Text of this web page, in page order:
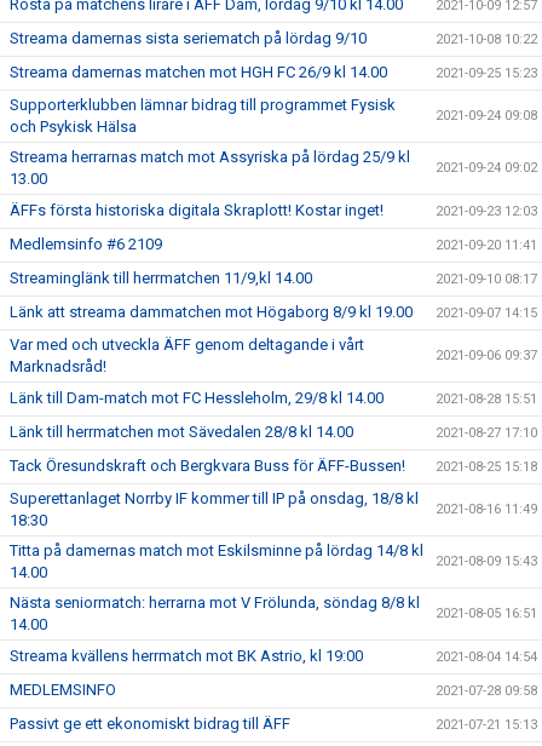
Rösta på matchens lirare i ÄFF Dam, lördag 9/10 kl 14.00 2021-10-09 12:57
Streama damernas sista seriematch på lördag 9/10 2021-10-08 10:22
Streama damernas matchen mot HGH FC 26/9 kl 14.00 2021-09-25 15:23
Supporterklubben lämnar bidrag till programmet Fysisk
och Psykisk Hälsa
2021-09-24 09:08
Streama herrarnas match mot Assyriska på lördag 25/9 kl
13.00
2021-09-24 09:02
ÄFFs första historiska digitala Skraplott! Kostar inget! 2021-09-23 12:03
Medlemsinfo #6 2109 2021-09-20 11:41
Streaminglänk till herrmatchen 11/9,kl 14.00 2021-09-10 08:17
Länk att streama dammatchen mot Högaborg 8/9 kl 19.00 2021-09-07 14:15
Var med och utveckla ÄFF genom deltagande i vårt
Marknadsråd!
2021-09-06 09:37
Länk till Dam-match mot FC Hessleholm, 29/8 kl 14.00 2021-08-28 15:51
Länk till herrmatchen mot Sävedalen 28/8 kl 14.00 2021-08-27 17:10
Tack Öresundskraft och Bergkvara Buss för ÄFF-Bussen! 2021-08-25 15:18
Superettanlaget Norrby IF kommer till IP på onsdag, 18/8 kl
18:30
2021-08-16 11:49
Titta på damernas match mot Eskilsminne på lördag 14/8 kl
14.00
2021-08-09 15:43
Nästa seniormatch: herrarna mot V Frölunda, söndag 8/8 kl
14.00
2021-08-05 16:51
Streama kvällens herrmatch mot BK Astrio, kl 19:00 2021-08-04 14:54
MEDLEMSINFO 2021-07-28 09:58
Passivt ge ett ekonomiskt bidrag till ÄFF 2021-07-21 15:13